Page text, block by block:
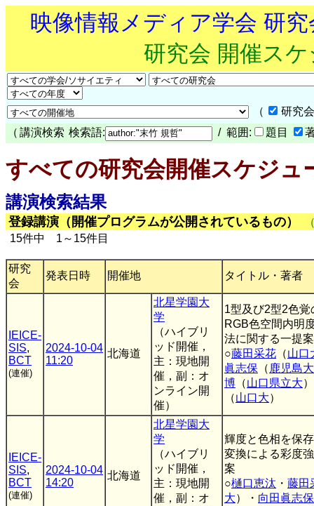
映像情報メディア学会 研
研究会 開催ス
（
研究
（ 講演検索 検索語: / 範囲: 題目
すべての研究会開催スケジュ
講演検索結果
登録講演（開催プログラムが公開されているもの）
15件中 1～15件目
研究
会
発表日時 開催地 タイトル・著者
IEICE-
SIS,
BCT
(連催)
2024-10-04
11:20
北海道
北星学園大
学
（ハイブリ
ッド開催，
主：現地開
催，副：オ
ンライン開
催）
1型及び2型2色覚
RGB色空間内明
法に関する一提案
○藤田采花 （山口
眞志保 （ 鹿児島大
博 （山口県立大
（山口大）
IEICE-
SIS,
BCT
(連催)
2024-10-04
14:20
北海道
北星学園大
学
（ハイブリ
ッド開催，
主：現地開
催，副：オ
輝度と色相を保
変換による彩度
案
○樋口恵汰 ・ 藤田
大）・ 向田眞志保